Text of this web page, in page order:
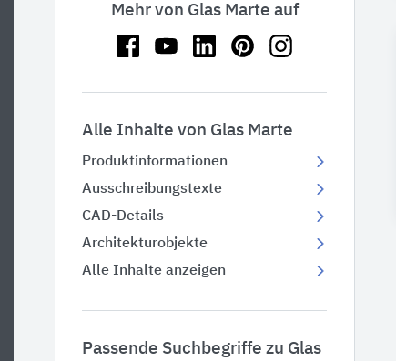
Mehr von Glas Marte auf
Alle Inhalte von Glas Marte
Produktinformationen
Ausschreibungstexte
CAD-Details
Architekturobjekte
Alle Inhalte anzeigen
Passende Suchbegriffe zu Glas